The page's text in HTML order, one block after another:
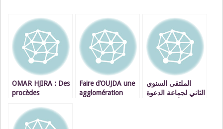
OMAR HJIRA : Des
procèdes
compagne
électorale.
Faire d’OUJDA une
agglomération
الملتقى السنوي
الثاني لجماعة الدعوة